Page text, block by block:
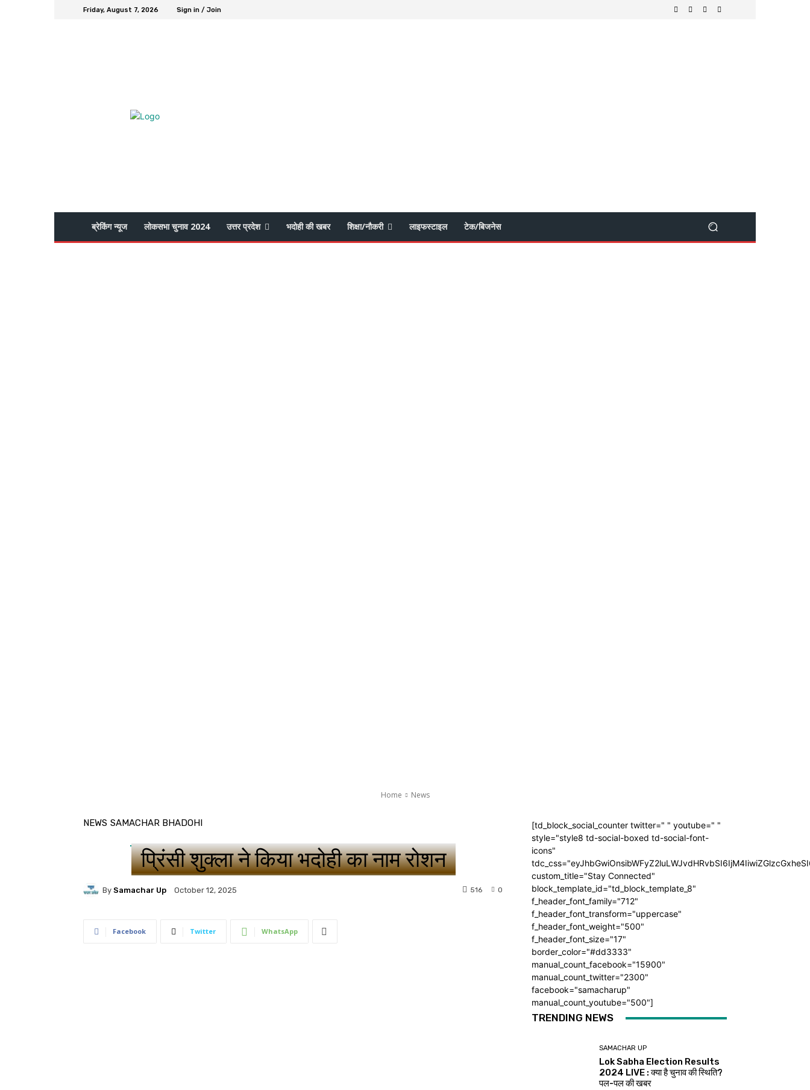
Friday, August 7, 2026 Sign in / Join
ब्रेकिंग न्यूज लोकसभा चुनाव 2024 उत्तर प्रदेश भदोही की खबर शिक्षा/नौकरी लाइफस्टाइल टेक/बिजनेस
Home News
NEWS SAMACHAR BHADOHI
प्रिंसी शुक्ला ने किया भदोही का नाम रोशन
By Samachar Up October 12, 2025 0
516
Facebook Twitter WhatsApp
[td_block_social_counter twitter=" " youtube=" "
style="style8 td-social-boxed td-social-font-
icons"
custom_title="Stay Connected"
block_template_id="td_block_template_8"
f_header_font_family="712"
f_header_font_transform="uppercase"
f_header_font_weight="500"
f_header_font_size="17"
border_color="#dd3333"
manual_count_facebook="15900"
manual_count_twitter="2300"
facebook="samacharup"
manual_count_youtube="500"]
TRENDING NEWS
SAMACHAR UP
Lok Sabha Election Results
2024 LIVE : क्या है चुनाव की स्थिति?
पल-पल की खबर